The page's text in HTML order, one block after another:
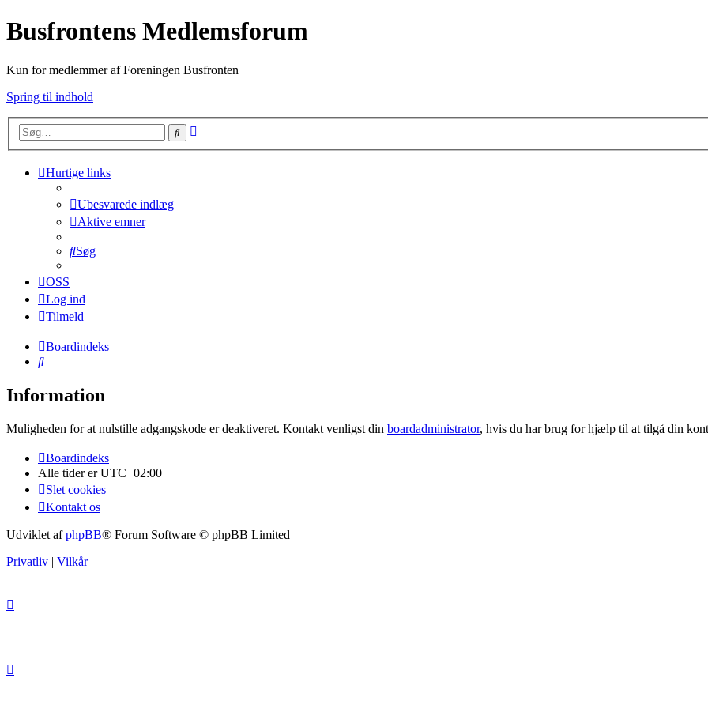
Busfrontens Medlemsforum
Kun for medlemmer af Foreningen Busfronten
Spring til indhold
Søg
Hurtige links
Ubesvarede indlæg
Aktive emner
Søg
OSS
Log ind
Tilmeld
Boardindeks
Søg
Information
Muligheden for at nulstille adgangskode er deaktiveret. Kontakt venligst din boardadministrator, hvis du har brug for hjælp til at tilgå din
Boardindeks
Alle tider erUTC+02:00
Slet cookies
Kontakt os
Udviklet afphpBB® Forum Software © phpBB Limited
Privatliv | Vilkår